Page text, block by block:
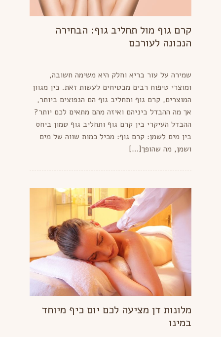
קרם גוף מול תחליב גוף: הבחירה
הנכונה לעורכם
שמירה על עור בריא וחלק היא משימה חשובה,
ומוצרי טיפוח רבים מבטיחים לעשות זאת. בין מגוון
המוצרים, קרם גוף ותחליב גוף הם הנפוצים ביותר,
אך מה ההבדל ביניהם ואיזה מהם מתאים לכם יותר?
ההבדל העיקרי בין קרם גוף ותחליב גוף טמון ביחס
בין מים לשמן: קרם גוף: מכיל כמות שווה של מים
ושמן, מה שהופך[…]
מלונות דן מציעה לכם יום כיף מיוחד
במינו